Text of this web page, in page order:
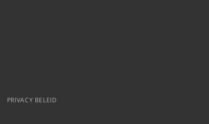
PRIVACY BELEID